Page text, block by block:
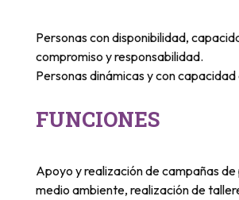
Personas con disponibilidad,
compromiso y responsabilidad.
Personas dinámicas y con
FUNCIONES
Apoyo y realización de campañas
medio ambiente, realización de